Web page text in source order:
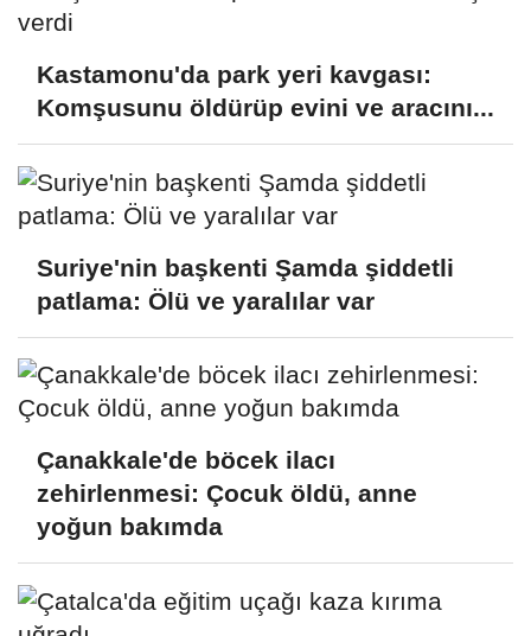
Kastamonu'da park yeri kavgası:
Komşusunu öldürüp evini ve aracını...
Suriye'nin başkenti Şamda şiddetli
patlama: Ölü ve yaralılar var
Çanakkale'de böcek ilacı
zehirlenmesi: Çocuk öldü, anne
yoğun bakımda